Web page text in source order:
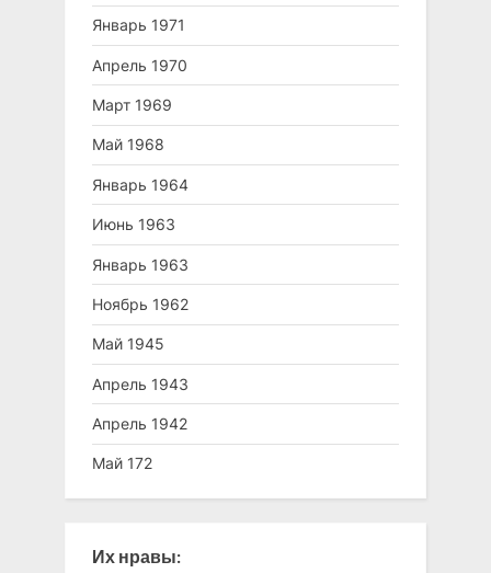
Январь 1971
Апрель 1970
Март 1969
Май 1968
Январь 1964
Июнь 1963
Январь 1963
Ноябрь 1962
Май 1945
Апрель 1943
Апрель 1942
Май 172
Их нравы: